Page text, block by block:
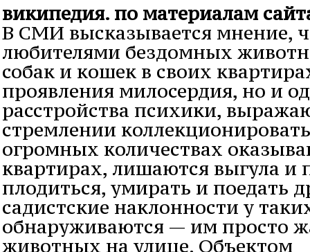
википедия. по материалам
В СМИ высказывается мнение,
любителями бездомных
собак и кошек в своих
проявления милосердия, но и
расстройства психики,
стремлении
огромных количествах
квартирах, лишаются выгула
плодиться, умирать и поедать
садистские наклонности у
обнаруживаются — им просто
животных на улице. Объектом